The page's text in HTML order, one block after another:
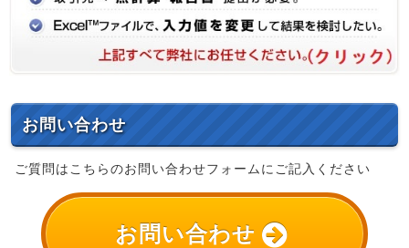
お問い合わせ
ご質問はこちらのお問い合わせフォームにご記入ください
お問い合わせ